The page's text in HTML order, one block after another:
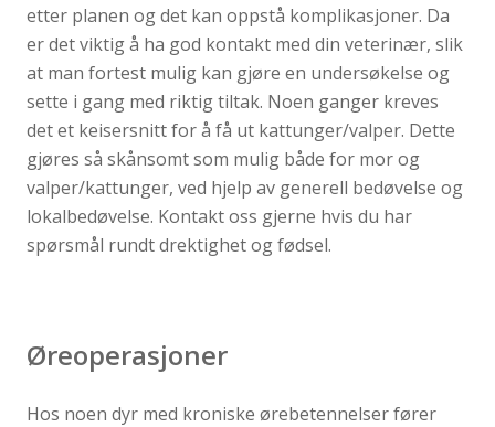
etter planen og det kan oppstå komplikasjoner. Da
er det viktig å ha god kontakt med din veterinær, slik
at man fortest mulig kan gjøre en undersøkelse og
sette i gang med riktig tiltak. Noen ganger kreves
det et keisersnitt for å få ut kattunger/valper. Dette
gjøres så skånsomt som mulig både for mor og
valper/kattunger, ved hjelp av generell bedøvelse og
lokalbedøvelse. Kontakt oss gjerne hvis du har
spørsmål rundt drektighet og fødsel.
Øreoperasjoner
Hos noen dyr med kroniske ørebetennelser fører